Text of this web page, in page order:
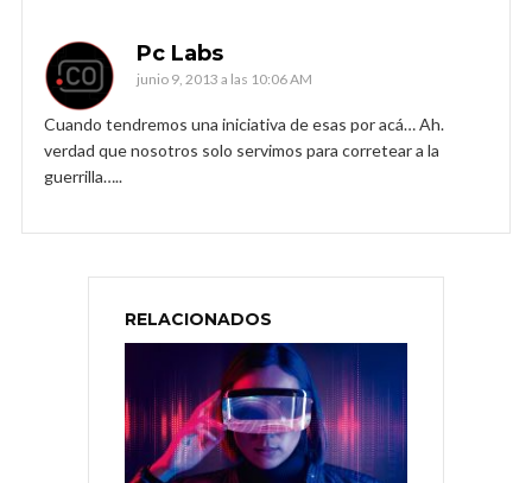
Pc Labs
junio 9, 2013 a las 10:06 AM
Cuando tendremos una iniciativa de esas por acá… Ah.
verdad que nosotros solo servimos para corretear a la
guerrilla…..
RELACIONADOS